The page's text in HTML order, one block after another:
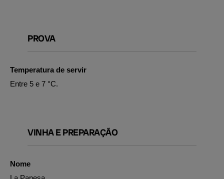
PROVA
Temperatura de servir
Entre 5 e 7 °C.
VINHA E PREPARAÇÃO
Nome